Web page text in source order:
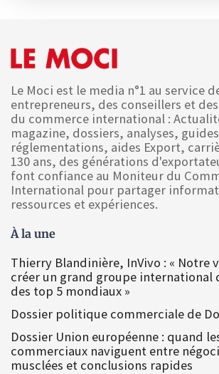
Le Moci est le media n°1 au service
entrepreneurs, des conseillers et
du commerce international :
magazine, dossiers, analyses,
réglementations, aides Export,
130 ans, des générations
font confiance au Moniteur du
International pour partager
ressources et expériences.
À la une
Thierry Blandinière, InVivo : « Notre
créer un grand groupe
des top 5 mondiaux »
Dossier politique commerciale de
Dossier Union européenne : quand
commerciaux naviguent entre
musclées et conclusions rapides